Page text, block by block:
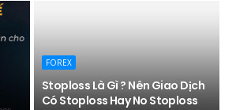
FOREX
Stoploss Là Gì ? Nên Giao Dịch
Có Stoploss Hay No Stoploss